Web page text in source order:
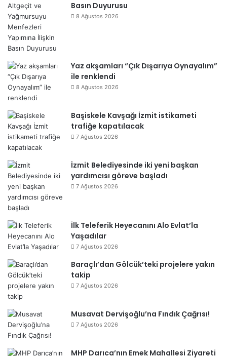
Basın Duyurusu
8 Ağustos 2026
Yaz akşamları “Çık Dışarıya Oynayalım”
ile renklendi
8 Ağustos 2026
Başiskele Kavşağı İzmit istikameti
trafiğe kapatılacak
7 Ağustos 2026
İzmit Belediyesinde iki yeni başkan
yardımcısı göreve başladı
7 Ağustos 2026
İlk Teleferik Heyecanını Alo Evlat’la
Yaşadılar
7 Ağustos 2026
Baraçlı’dan Gölcük’teki projelere yakın
takip
7 Ağustos 2026
Musavat Dervişoğlu’na Fındık Çağrısı!
7 Ağustos 2026
MHP Darıca’nın Emek Mahallesi Ziyareti